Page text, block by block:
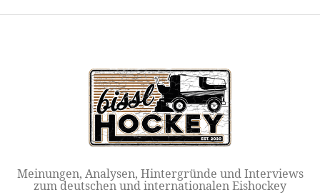
Meinungen, Analysen, Hintergründe und Interviews
zum deutschen und internationalen Eishockey